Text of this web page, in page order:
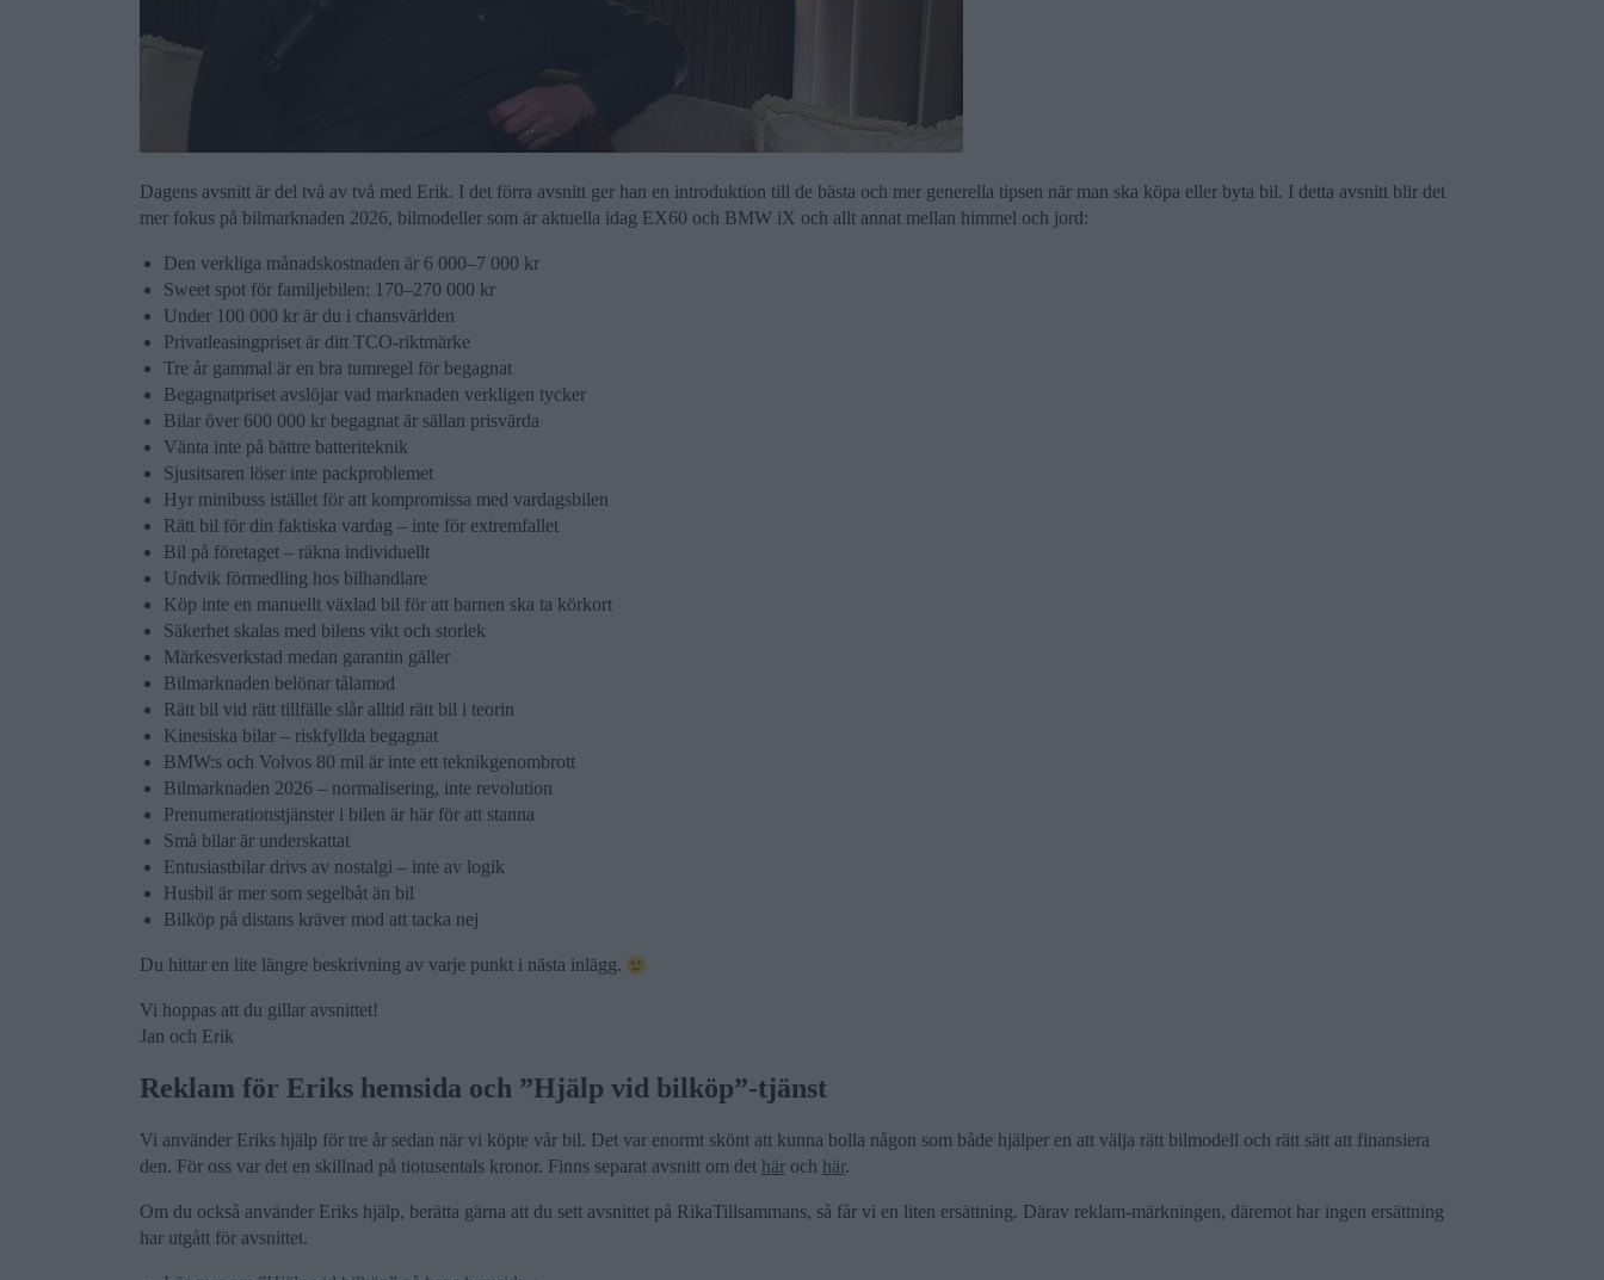
Dagens avsnitt är del två av två med Erik. I det förra avsnitt ger han en introduktion till de bästa och mer generella tipsen när man ska köpa eller byta bil. I detta avsnitt blir det
mer fokus på bilmarknaden 2026, bilmodeller som är aktuella idag EX60 och BMW iX och allt annat mellan himmel och jord:
Den verkliga månadskostnaden är 6 000–7 000 kr
Sweet spot för familjebilen: 170–270 000 kr
Under 100 000 kr är du i chansvärlden
Privatleasingpriset är ditt TCO-riktmärke
Tre år gammal är en bra tumregel för begagnat
Begagnatpriset avslöjar vad marknaden verkligen tycker
Bilar över 600 000 kr begagnat är sällan prisvärda
Vänta inte på bättre batteriteknik
Sjusitsaren löser inte packproblemet
Hyr minibuss istället för att kompromissa med vardagsbilen
Rätt bil för din faktiska vardag – inte för extremfallet
Bil på företaget – räkna individuellt
Undvik förmedling hos bilhandlare
Köp inte en manuellt växlad bil för att barnen ska ta körkort
Säkerhet skalas med bilens vikt och storlek
Märkesverkstad medan garantin gäller
Bilmarknaden belönar tålamod
Rätt bil vid rätt tillfälle slår alltid rätt bil i teorin
Kinesiska bilar – riskfyllda begagnat
BMW:s och Volvos 80 mil är inte ett teknikgenombrott
Bilmarknaden 2026 – normalisering, inte revolution
Prenumerationstjänster i bilen är här för att stanna
Små bilar är underskattat
Entusiastbilar drivs av nostalgi – inte av logik
Husbil är mer som segelbåt än bil
Bilköp på distans kräver mod att tacka nej
Du hittar en lite längre beskrivning av varje punkt i nästa inlägg.
Vi hoppas att du gillar avsnittet!
Jan och Erik
Reklam för Eriks hemsida och ”Hjälp vid bilköp”-tjänst
Vi använder Eriks hjälp för tre år sedan när vi köpte vår bil. Det var enormt skönt att kunna bolla någon som både hjälper en att välja rätt bilmodell och rätt sätt att finansiera
den. För oss var det en skillnad på tiotusentals kronor. Finns separat avsnitt om det här och här.
Om du också använder Eriks hjälp, berätta gärna att du sett avsnittet på RikaTillsammans, så får vi en liten ersättning. Därav reklam-märkningen, däremot har ingen ersättning
har utgått för avsnittet.